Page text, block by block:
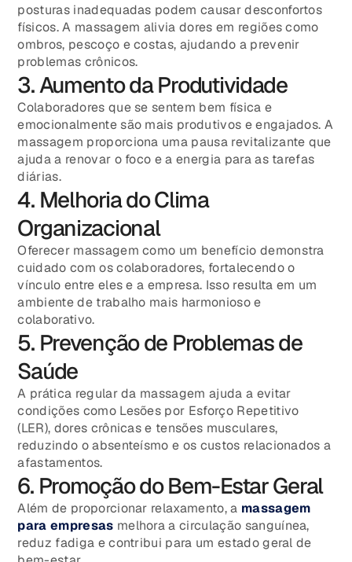
posturas inadequadas podem causar desconfortos
físicos. A massagem alivia dores em regiões como
ombros, pescoço e costas, ajudando a prevenir
problemas crônicos.
3. Aumento da Produtividade
Colaboradores que se sentem bem física e
emocionalmente são mais produtivos e engajados. A
massagem proporciona uma pausa revitalizante que
ajuda a renovar o foco e a energia para as tarefas
diárias.
4. Melhoria do Clima
Organizacional
Oferecer massagem como um benefício demonstra
cuidado com os colaboradores, fortalecendo o
vínculo entre eles e a empresa. Isso resulta em um
ambiente de trabalho mais harmonioso e
colaborativo.
5. Prevenção de Problemas de
Saúde
A prática regular da massagem ajuda a evitar
condições como Lesões por Esforço Repetitivo
(LER), dores crônicas e tensões musculares,
reduzindo o absenteísmo e os custos relacionados a
afastamentos.
6. Promoção do Bem-Estar Geral
Além de proporcionar relaxamento, a massagem
para empresas melhora a circulação sanguínea,
reduz fadiga e contribui para um estado geral de